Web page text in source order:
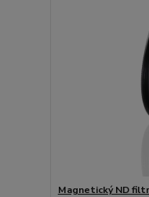
Magnetický ND filtr